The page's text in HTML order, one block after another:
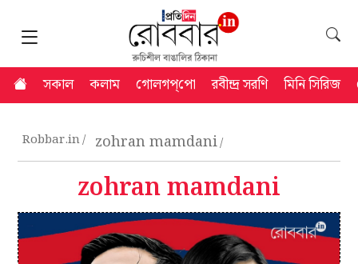
সকাল কলাম গোলগপ্‌পো রবীন্দ্র সরণি মিনি সিরিজ
Robbar.in zohran mamdani
zohran mamdani